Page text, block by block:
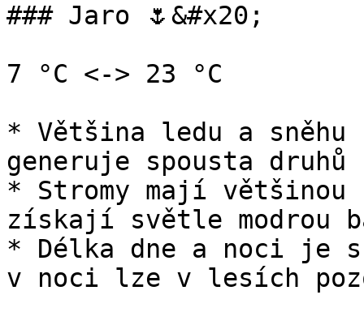
### Jaro 🌷&#x20;
7 °C <-> 23 °C
* Většina ledu a
generuje spousta
* Stromy mají
získají světle modrou
* Délka dne a noci je s
v noci lze v lesích